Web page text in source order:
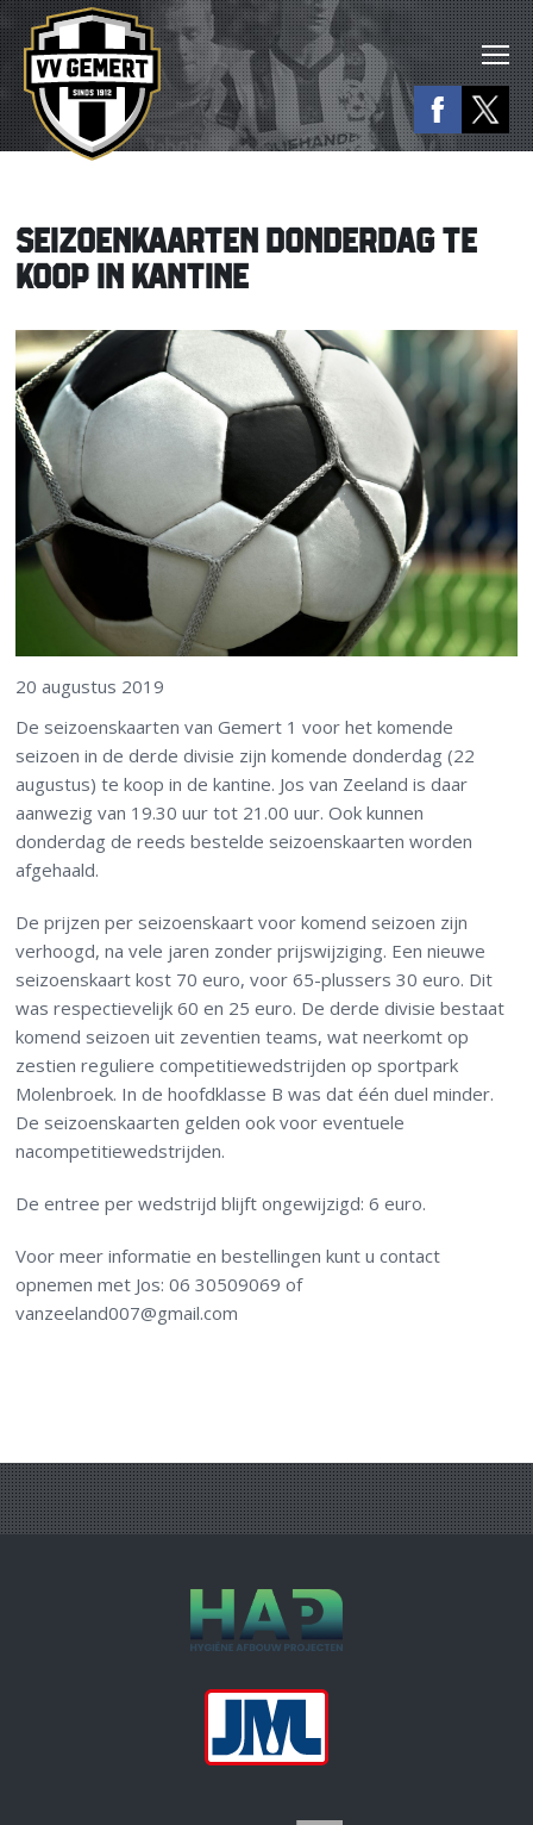
SEIZOENKAARTEN DONDERDAG TE
KOOP IN KANTINE
20 augustus 2019
De seizoenskaarten van Gemert 1 voor het komende
seizoen in de derde divisie zijn komende donderdag (22
augustus) te koop in de kantine. Jos van Zeeland is daar
aanwezig van 19.30 uur tot 21.00 uur. Ook kunnen
donderdag de reeds bestelde seizoenskaarten worden
afgehaald.
De prijzen per seizoenskaart voor komend seizoen zijn
verhoogd, na vele jaren zonder prijswijziging. Een nieuwe
seizoenskaart kost 70 euro, voor 65-plussers 30 euro. Dit
was respectievelijk 60 en 25 euro. De derde divisie bestaat
komend seizoen uit zeventien teams, wat neerkomt op
zestien reguliere competitiewedstrijden op sportpark
Molenbroek. In de hoofdklasse B was dat één duel minder.
De seizoenskaarten gelden ook voor eventuele
nacompetitiewedstrijden.
De entree per wedstrijd blijft ongewijzigd: 6 euro.
Voor meer informatie en bestellingen kunt u contact
opnemen met Jos: 06 30509069 of
vanzeeland007@gmail.com